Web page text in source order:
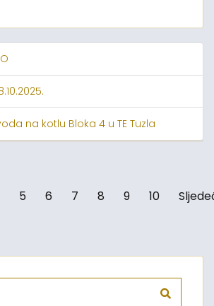
na kotlu Bloka 4 u TE Tuzla
5 6 7 8 9 10